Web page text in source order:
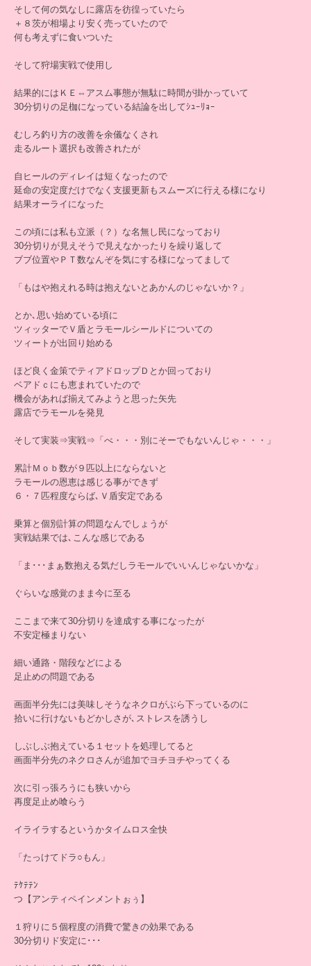
そして何の気なしに露店を彷徨っていたら
＋８茨が相場より安く売っていたので
何も考えずに食いついた
そして狩場実戦で使用し
結果的にはＫＥ⇔アスム事態が無駄に時間が掛かっていて
30分切りの足枷になっている結論を出してｼｭｰﾘｮｰ
むしろ釣り方の改善を余儀なくされ
走るルート選択も改善されたが
自ヒールのディレイは短くなったので
延命の安定度だけでなく支援更新もスムーズに行える様になり
結果オーライになった
この頃には私も立派（？）な名無し民になっており
30分切りが見えそうで見えなかったりを繰り返して
ブブ位置やＰＴ数なんぞを気にする様になってまして
「もはや抱えれる時は抱えないとあかんのじゃないか？」
とか､思い始めている頃に
ツィッターでＶ盾とラモールシールドについての
ツィートが出回り始める
ほど良く金策でティアドロップＤとか回っており
ベアドｃにも恵まれていたので
機会があれば揃えてみようと思った矢先
露店でラモールを発見
そして実装⇒実戦⇒「べ・・・別にそーでもないんじゃ・・・」
累計Ｍｏｂ数が９匹以上にならないと
ラモールの恩恵は感じる事ができず
６・７匹程度ならば､Ｖ盾安定である
乗算と個別計算の問題なんでしょうが
実戦結果では､こんな感じである
「ま･･･まぁ数抱える気だしラモールでいいんじゃないかな」
ぐらいな感覚のまま今に至る
ここまで来て30分切りを達成する事になったが
不安定極まりない
細い通路・階段などによる
足止めの問題である
画面半分先には美味しそうなネクロがぶら下っているのに
拾いに行けないもどかしさが､ストレスを誘うし
しぶしぶ抱えている１セットを処理してると
画面半分先のネクロさんが追加でヨチヨチやってくる
次に引っ張ろうにも狭いから
再度足止め喰らう
イライラするというかタイムロス全快
「たっけてドラ○もん」
ﾃｹﾃﾃﾝ
つ【アンティペインメントぉぅ】
１狩りに５個程度の消費で驚きの効果である
30分切りド安定に･･･